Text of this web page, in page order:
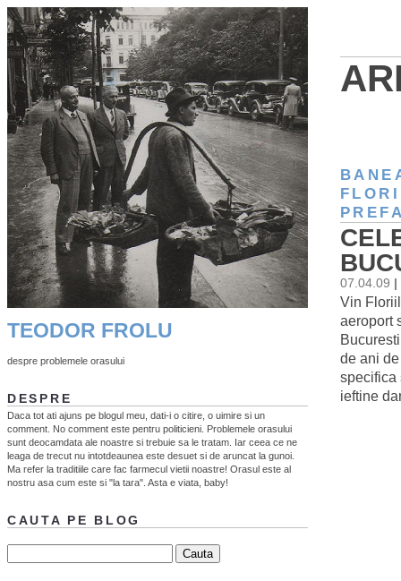
07.04.09
Vin
aeroport
de ani
specifica
ieftine
TEODOR FROLU
despre problemele orasului
DESPRE
Daca tot ati ajuns pe blogul meu, dati-i o citire, o uimire si un
comment. No comment este pentru politicieni. Problemele orasului
sunt deocamdata ale noastre si trebuie sa le tratam. Iar ceea ce ne
leaga de trecut nu intotdeaunea este desuet si de aruncat la gunoi.
Ma refer la traditiile care fac farmecul vietii noastre! Orasul este al
nostru asa cum este si "la tara". Asta e viata, baby!
CAUTA PE BLOG